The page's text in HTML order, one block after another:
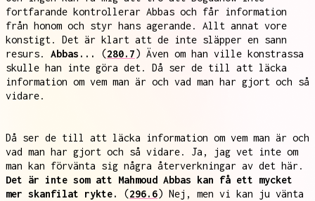
fortfarande kontrollerar Abbas och får information
från honom och styr hans agerande. Allt annat vore
konstigt. Det är klart att de inte släpper en sann
resurs. Abbas... (280.7) Även om han ville konstrassa
skulle han inte göra det. Då ser de till att läcka
information om vem man är och vad man har gjort och så
vidare.
Då ser de till att läcka information om vem man är och
vad man har gjort och så vidare. Ja, jag vet inte om
man kan förvänta sig några återverkningar av det här.
Det är inte som att Mahmoud Abbas kan få ett mycket
mer skanfilat rykte.
(296.6) Nej, men vi kan ju vänta